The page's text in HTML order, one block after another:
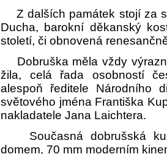
Z dalších památek stojí za
Ducha, barokní děkanský
století, či obnovená
Dobruška měla vždy
žila, celá řada osobností
alespoň ředitele Národního
světového jména Františka
nakladatele Jana Laichtera.
Současná dobrušská
domem, 70 mm moderním